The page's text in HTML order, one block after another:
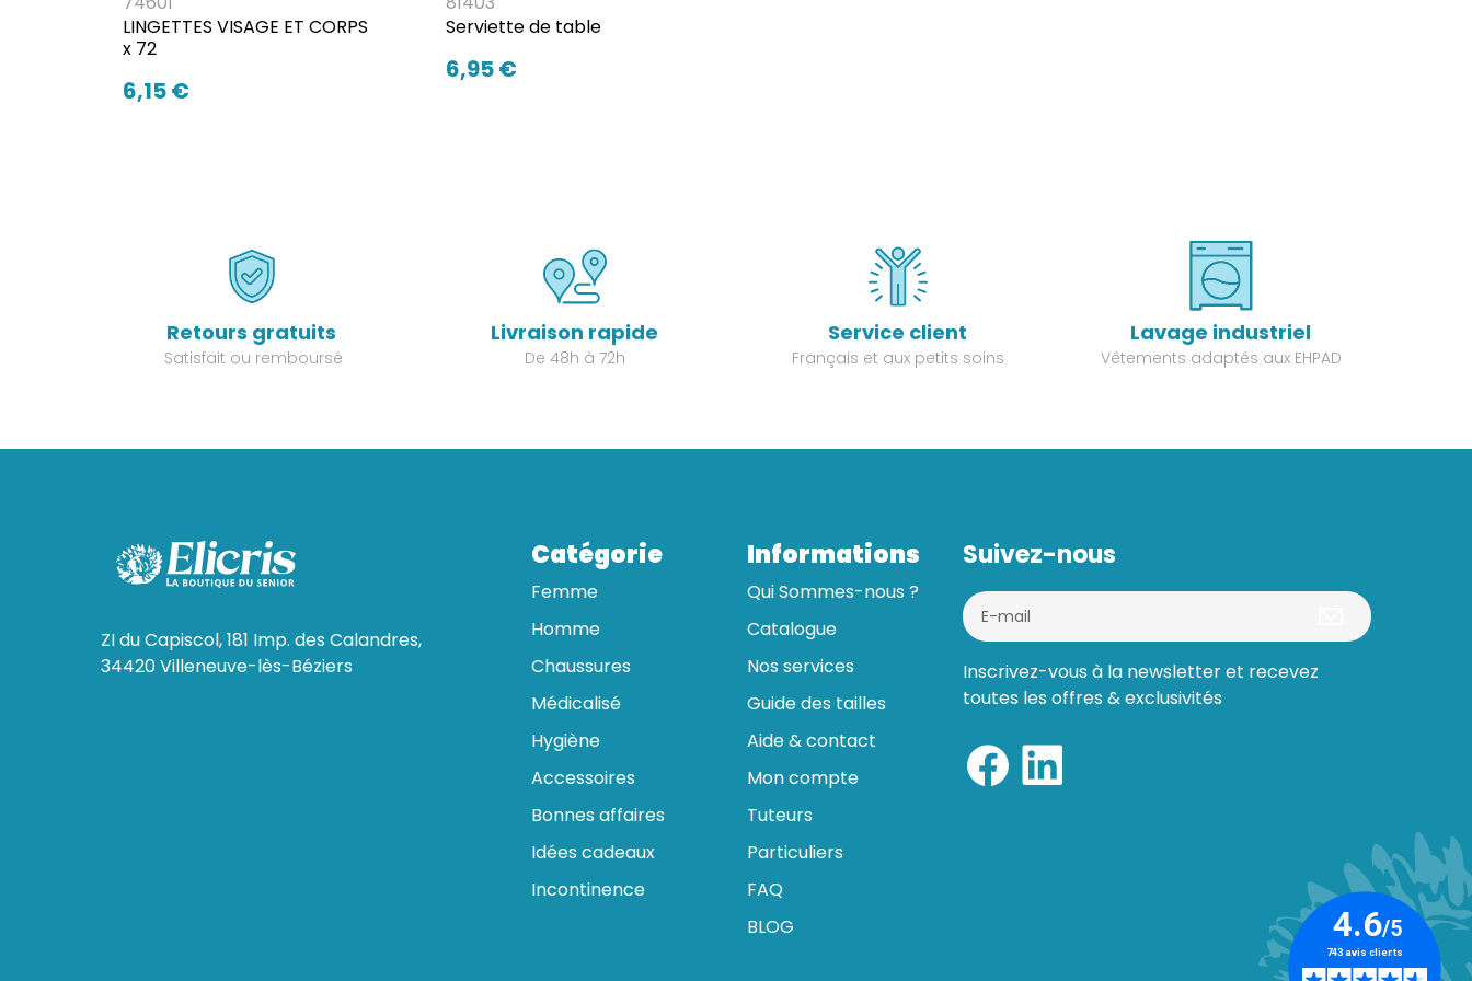
LINGETTES VISAGE ET CORPS
x 72
6,15 €
Serviette de table
6,95 €
Retours gratuits
Satisfait ou remboursé
Livraison rapide
De 48h à 72h
Service client
Français et aux petits soins
Lavage industriel
Vêtements adaptés aux EHPAD
ZI du Capiscol, 181 Imp. des Calandres,
34420 Villeneuve-lès-Béziers
Catégorie
Femme
Homme
Chaussures
Médicalisé
Hygiène
Accessoires
Bonnes affaires
Idées cadeaux
Incontinence
Informations
Qui Sommes-nous ?
Catalogue
Nos services
Guide des tailles
Aide & contact
Mon compte
Tuteurs
Particuliers
FAQ
BLOG
Suivez-nous
Inscrivez-vous à la newsletter et recevez
toutes les offres & exclusivités